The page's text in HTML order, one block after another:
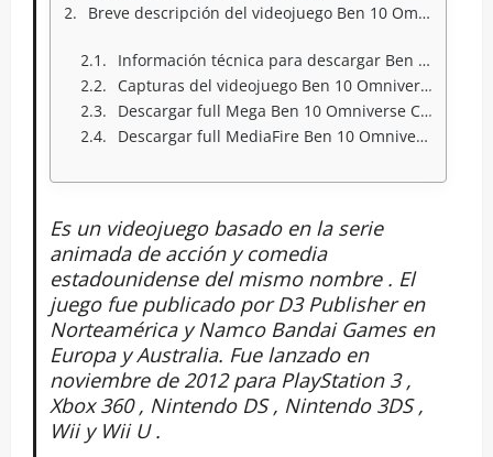
Breve descripción del videojuego Ben 10 Omniverse CIA 3DS EUR
Información técnica para descargar Ben 10 Omniverse CIA 3DS EUR
Capturas del videojuego Ben 10 Omniverse CIA 3DS EUR
Descargar full Mega Ben 10 Omniverse CIA 3DS EUR
Descargar full MediaFire Ben 10 Omniverse CIA 3DS EUR
Es un videojuego basado en la serie
animada de acción y comedia
estadounidense del mismo nombre . El
juego fue publicado por D3 Publisher en
Norteamérica y Namco Bandai Games en
Europa y Australia. Fue lanzado en
noviembre de 2012 para PlayStation 3 ,
Xbox 360 , Nintendo DS , Nintendo 3DS ,
Wii y Wii U .